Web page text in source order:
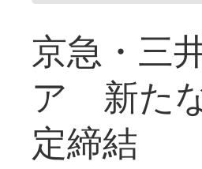
京急・三
ア 新た
定締結